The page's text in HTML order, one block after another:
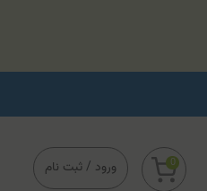
ورود / ثبت نام 0